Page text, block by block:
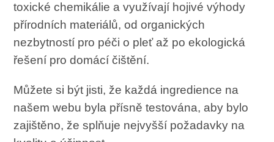
toxické chemikálie a využívají hojivé výhody
přírodních materiálů, od organických
nezbytností pro péči o pleť až po ekologická
řešení pro domácí čištění.
Můžete si být jisti, že každá ingredience na
našem webu byla přísně testována, aby bylo
zajištěno, že splňuje nejvyšší požadavky na